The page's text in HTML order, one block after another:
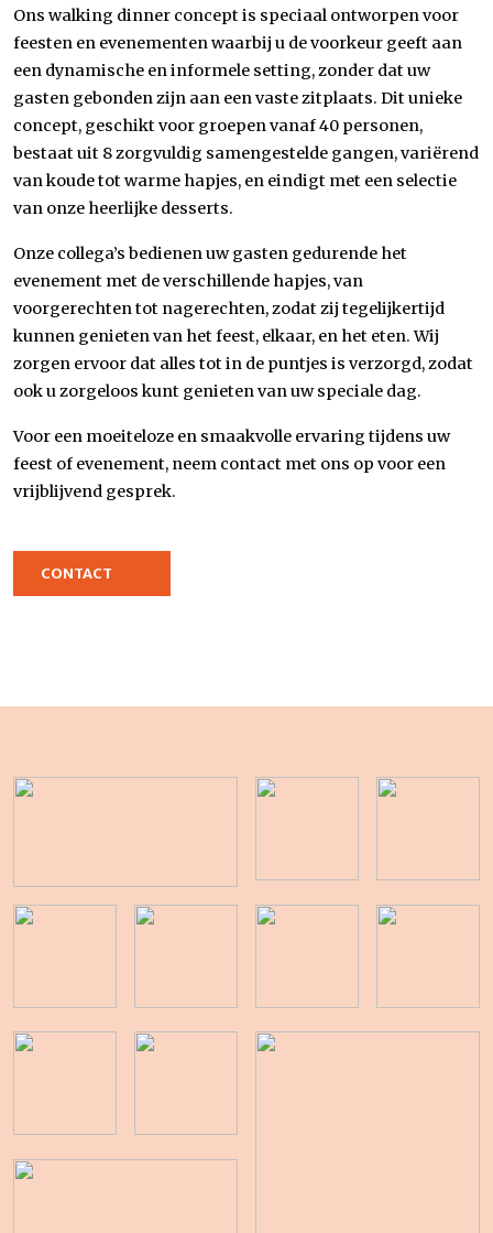
Ons walking dinner concept is speciaal ontworpen voor
feesten en evenementen waarbij u de voorkeur geeft aan
een dynamische en informele setting, zonder dat uw
gasten gebonden zijn aan een vaste zitplaats. Dit unieke
concept, geschikt voor groepen vanaf 40 personen,
bestaat uit 8 zorgvuldig samengestelde gangen, variërend
van koude tot warme hapjes, en eindigt met een selectie
van onze heerlijke desserts.
Onze collega’s bedienen uw gasten gedurende het
evenement met de verschillende hapjes, van
voorgerechten tot nagerechten, zodat zij tegelijkertijd
kunnen genieten van het feest, elkaar, en het eten. Wij
zorgen ervoor dat alles tot in de puntjes is verzorgd, zodat
ook u zorgeloos kunt genieten van uw speciale dag.
Voor een moeiteloze en smaakvolle ervaring tijdens uw
feest of evenement, neem contact met ons op voor een
vrijblijvend gesprek.
CONTACT